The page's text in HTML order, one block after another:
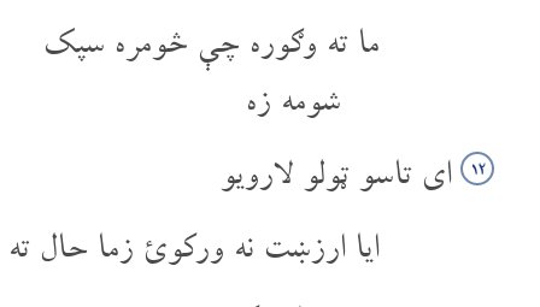
ما ته وګوره چې څومره سپک
شومه زه
۱۲ ای تاسو ټولو لارويو
ایا ارزښت نه ورکوئ زما حال ته